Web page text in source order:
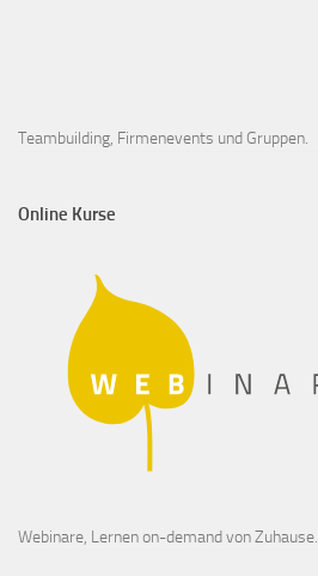
Teambuilding, Firmenevents und Gruppen.
Online Kurse
Webinare, Lernen on-demand von Zuhause.